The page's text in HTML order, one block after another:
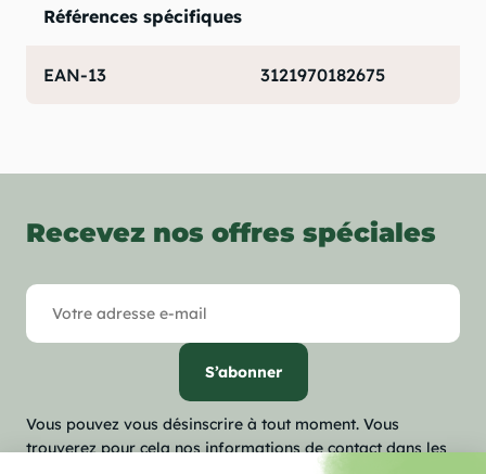
Références spécifiques
EAN-13 3121970182675
Recevez nos offres spéciales
Vous pouvez vous désinscrire à tout moment. Vous
trouverez pour cela nos informations de contact dans les